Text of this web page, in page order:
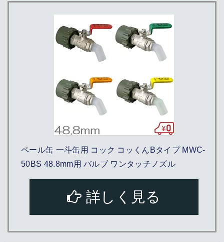
ペール缶 一斗缶用 コック コッくんBタイプ MWC-
50BS 48.8mm用 バルブ ワンタッチノズル
詳しく見る